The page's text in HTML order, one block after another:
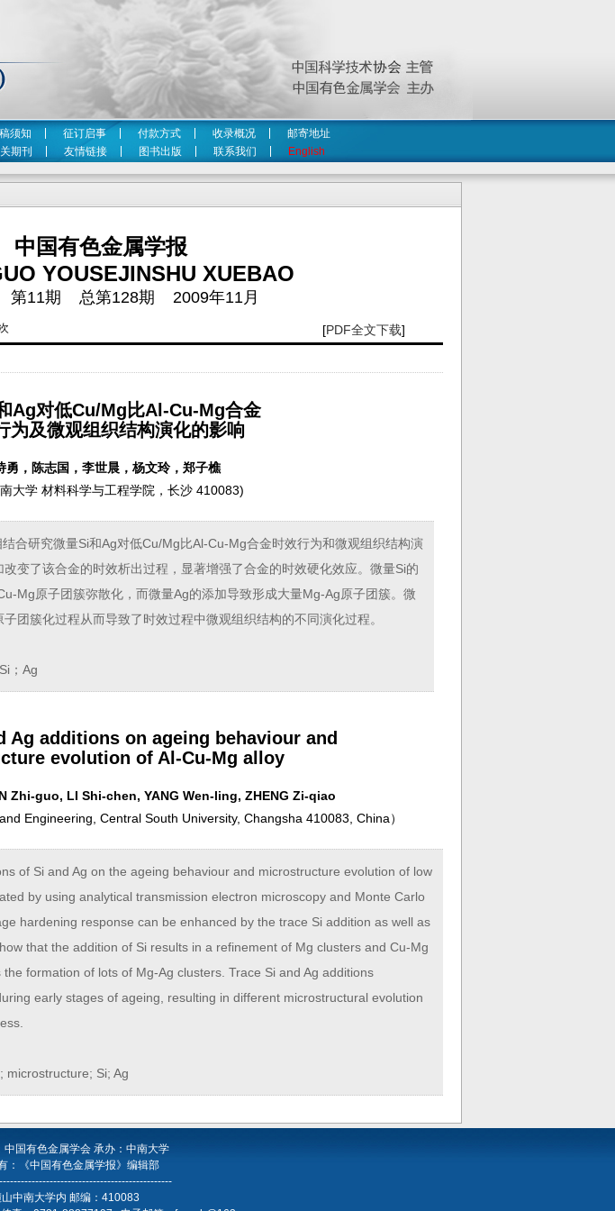
须知 征订启事 付款方式 收录概况
邮寄地址
期刊 友情链接 图书出版 联系我们 English
中国有色金属学报
YOUSEJINSHU XUEBAO
第11期 总第128期 2009年11月
[PDF全文下载]
Ag对低Cu/Mg比Al-Cu-Mg合金
为及微观组织结构演化的影响
勇，陈志国，李世晨，杨文玲，郑子樵
大学 材料科学与工程学院，长沙 410083)
合研究微量Si和Ag对低Cu/Mg比Al-Cu-Mg合金时效行为和微观组织结构演
变了该合金的时效析出过程，显著增强了合金的时效硬化效应。微量Si的
Mg原子团簇弥散化，而微量Ag的添加导致形成大量Mg-Ag原子团簇。微
团簇化过程从而导致了时效过程中微观组织结构的不同演化过程。
；Ag
Ag additions on ageing behaviour and
evolution of Al-Cu-Mg alloy
Zhi-guo, LI Shi-chen, YANG Wen-ling, ZHENG Zi-qiao
Engineering, Central South University, Changsha 410083, China）
of Si and Ag on the ageing behaviour and microstructure evolution of low
by using analytical transmission electron microscopy and Monte Carlo
hardening response can be enhanced by the trace Si addition as well as
that the addition of Si results in a refinement of Mg clusters and Cu-Mg
formation of lots of Mg-Ag clusters. Trace Si and Ag additions
early stages of ageing, resulting in different microstructural evolution
microstructure; Si; Ag
国有色金属学会 承办：中南大学
：《中国有色金属学报》编辑部
中南大学内 邮编：410083